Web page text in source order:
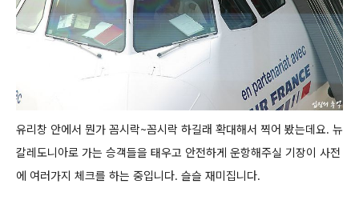
유리창 안에서 뭔가 꼼시락~꼼시락 하길래 확대해서 찍어 봤는데요. 뉴
칼레도니아로 가는 승객들을 태우고 안전하게 운항해주실 기장이 사전
에 여러가지 체크를 하는 중입니다. 슬슬 재미집니다.